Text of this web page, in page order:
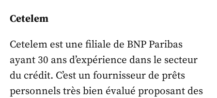
Cetelem
Cetelem est une filiale de BNP Paribas
ayant 30 ans d’expérience dans le secteur
du crédit. C’est un fournisseur de prêts
personnels très bien évalué proposant des